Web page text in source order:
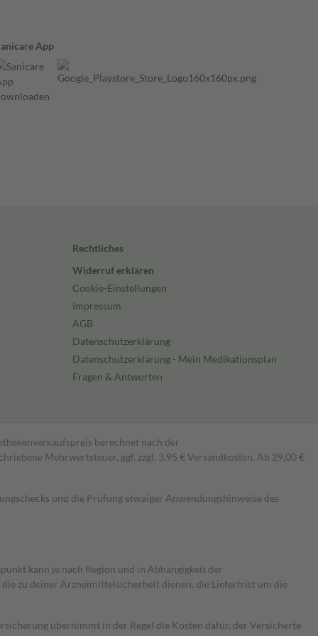
App
Rechtliches
Widerruf erklären
Cookie-Einstellungen
Impressum
AGB
Datenschutzerklärung
Datenschutzerklärung - Mein Medikationsplan
Fragen & Antworten
berechnet nach der
Mehrwertsteuer, ggf. zzgl. 3,95 € Versandkosten. Ab 29,00 €
und die Prüfung etwaiger Anwendungshinweise des
kann je nach Region und in Abhängigkeit der
zu deiner Arzneimittelsicherheit dienen, die Lieferfrist um die
übernimmt in der Regel die Kosten dafür, der Versicherte